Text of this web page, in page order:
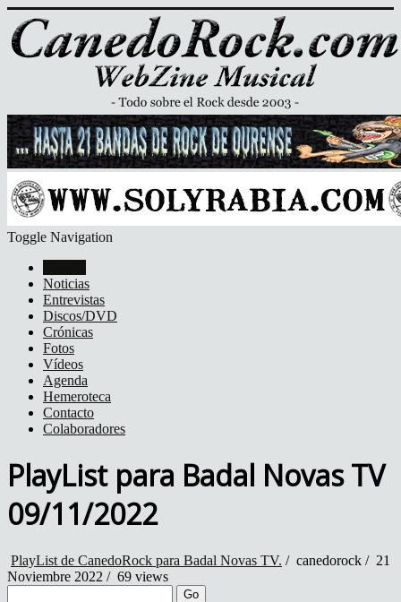
Toggle Navigation
Noticias
Entrevistas
Discos/DVD
Crónicas
Fotos
Vídeos
Agenda
Hemeroteca
Contacto
Colaboradores
PlayList para Badal Novas TV
09/11/2022
PlayList de CanedoRock para Badal Novas TV. / canedorock / 21
Noviembre 2022 / 69 views
Go